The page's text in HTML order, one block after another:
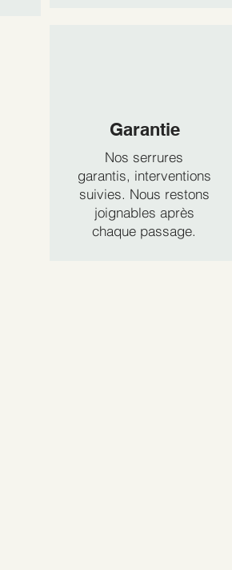
Garantie
Nos serrures
garantis, interventions
suivies. Nous restons
joignables après
chaque passage.